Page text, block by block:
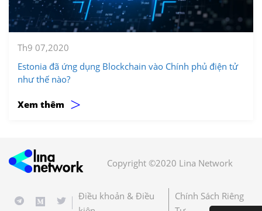
Th9 07,2020
Estonia đã ứng dụng Blockchain vào Chính phủ điện tử
như thế nào?
Xem thêm >
Copyright ©2020 Lina Network
Điều khoản & Điều
Chính Sách Riêng